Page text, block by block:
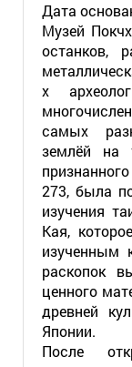
Дата
Музей
останков,
х
самых
землёй на
273, была
изучения
Кая,
изученным
раскопок
ценного
древней
Японии.
После